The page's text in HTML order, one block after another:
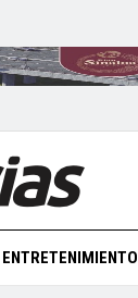
ENTRETENIMIENTO